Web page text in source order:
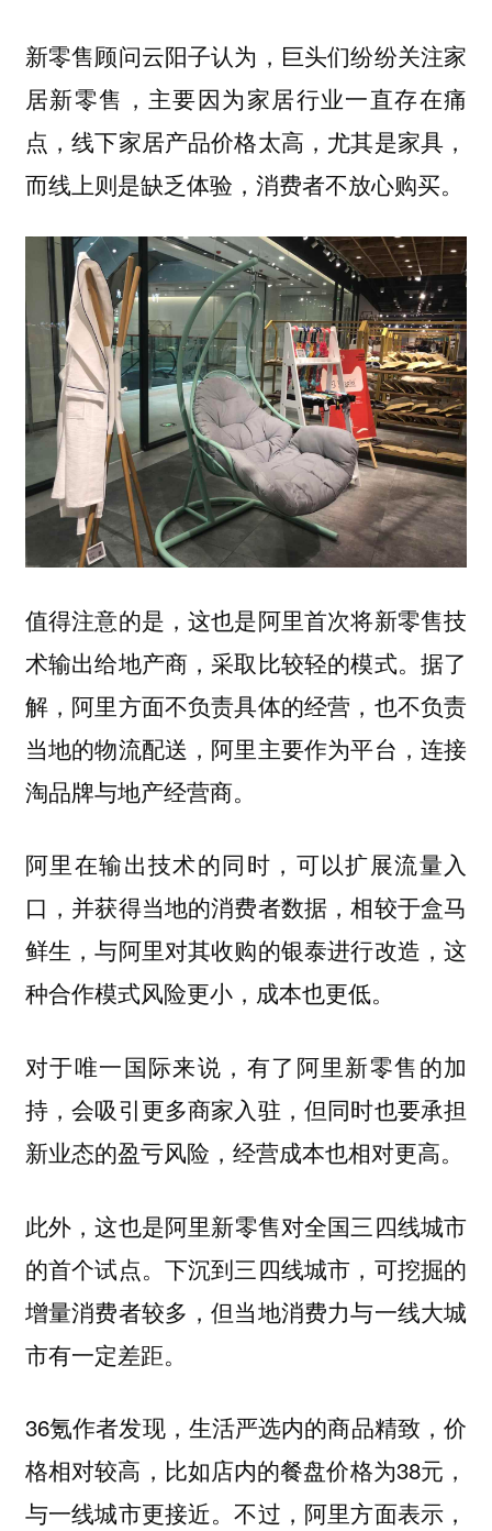
新零售顾问云阳子认为，巨头们纷纷关注家
居新零售，主要因为家居行业一直存在痛
点，线下家居产品价格太高，尤其是家具，
而线上则是缺乏体验，消费者不放心购买。
值得注意的是，这也是阿里首次将新零售技
术输出给地产商，采取比较轻的模式。据了
解，阿里方面不负责具体的经营，也不负责
当地的物流配送，阿里主要作为平台，连接
淘品牌与地产经营商。
阿里在输出技术的同时，可以扩展流量入
口，并获得当地的消费者数据，相较于盒马
鲜生，与阿里对其收购的银泰进行改造，这
种合作模式风险更小，成本也更低。
对于唯一国际来说，有了阿里新零售的加
持，会吸引更多商家入驻，但同时也要承担
新业态的盈亏风险，经营成本也相对更高。
此外，这也是阿里新零售对全国三四线城市
的首个试点。下沉到三四线城市，可挖掘的
增量消费者较多，但当地消费力与一线大城
市有一定差距。
36氪作者发现，生活严选内的商品精致，价
格相对较高，比如店内的餐盘价格为38元，
与一线城市更接近。不过，阿里方面表示，